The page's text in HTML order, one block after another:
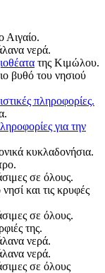
Αιγαίο.
νερά.
της Κιμώλου.
βυθό του νησιού
πληροφορίες.
για την
κυκλαδονήσια.
σε όλους.
και τις κρυφές
σε όλους.
της.
νερά.
νερά.
σε όλους